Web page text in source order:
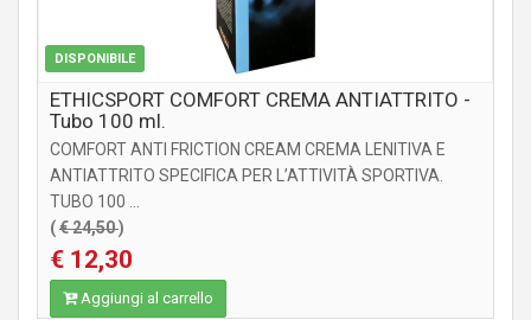
DISPONIBILE
ETHICSPORT COMFORT CREMA ANTIATTRITO -
Tubo 100 ml.
COMFORT ANTI FRICTION CREAM CREMA LENITIVA E
ANTIATTRITO SPECIFICA PER L’ATTIVITÀ SPORTIVA.
TUBO 100 ...
(€ 24,50)
€ 12,30
Aggiungi al carrello